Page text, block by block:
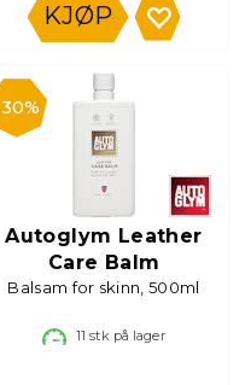
KJØP
30%
Autoglym Leather
Care Balm
Balsam for skinn, 500ml
11 stk på lager